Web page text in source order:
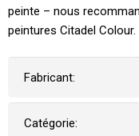
peinte – nous
peintures Citadel Colour.
Fabricant:
Catégorie: